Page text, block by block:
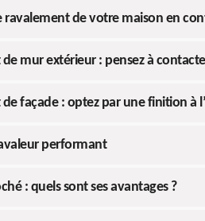
ravalement de votre maison en
mur extérieur : pensez à
façade : optez par une finition à
performant
: quels sont ses avantages ?